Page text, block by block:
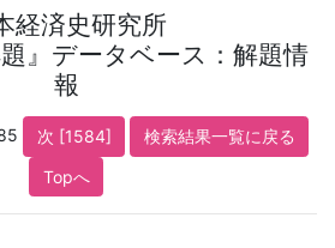
経済史研究所
題』データベース：解題情
報
次 [1584]
検索結果一覧に戻る
Topへ